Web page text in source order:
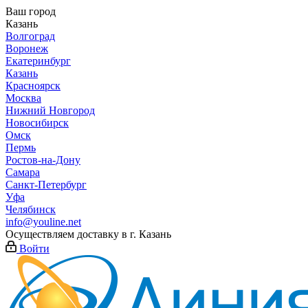
Ваш город
Казань
Волгоград
Воронеж
Екатеринбург
Казань
Красноярск
Москва
Нижний Новгород
Новосибирск
Омск
Пермь
Ростов-на-Дону
Самара
Санкт-Петербург
Уфа
Челябинск
info@youline.net
Осуществляем доставку в г. Казань
Войти